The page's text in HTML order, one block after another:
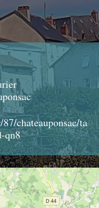
chateauponsac/ta
qn8